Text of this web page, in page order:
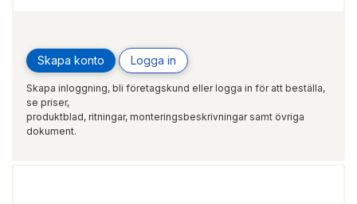
Skapa konto Logga in
Skapa inloggning, bli företagskund eller logga in för att beställa,
se priser,
produktblad, ritningar, monteringsbeskrivningar samt övriga
dokument.